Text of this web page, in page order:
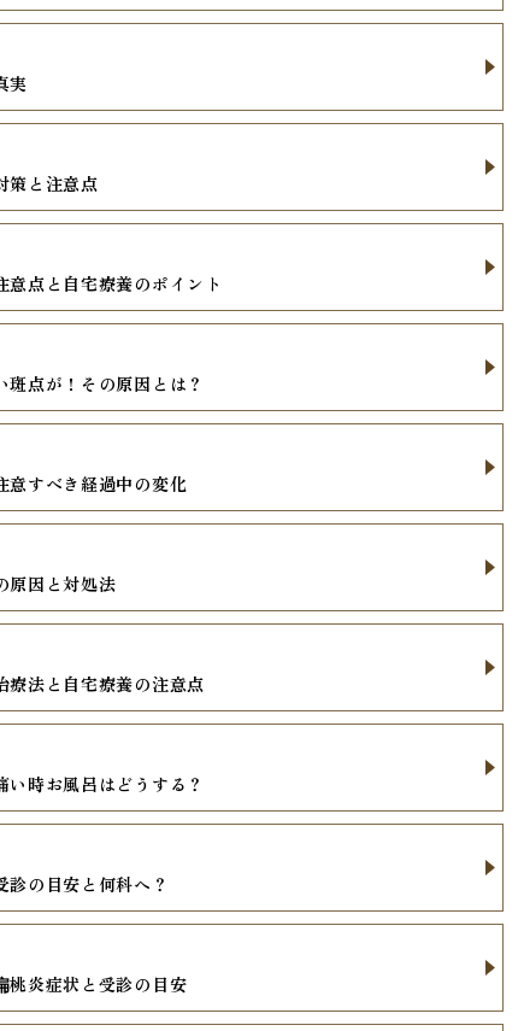
実
策と注意点
意点と自宅療養のポイント
斑点が！その原因とは？
意すべき経過中の変化
原因と対処法
療法と自宅療養の注意点
時お風呂はどうする？
診の目安と何科へ？
桃炎症状と受診の目安